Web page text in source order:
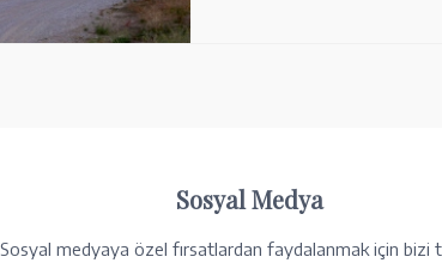
Sosyal Medya
Sosyal medyaya özel fırsatlardan faydalanmak için bizi